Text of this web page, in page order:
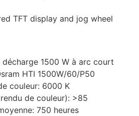
TFT display and jog wheel
décharge 1500 W à arc court
HTI 1500W/60/P50
couleur: 6000 K
de couleur): >85
750 heures